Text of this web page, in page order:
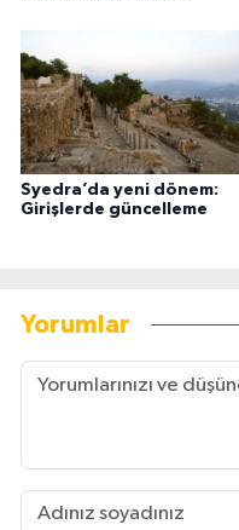
Syedra’da yeni dönem:
Girişlerde güncelleme
Yorumlar